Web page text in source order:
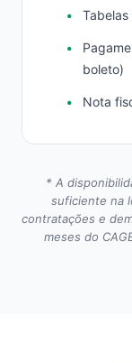
boleto)
Nota
* A
suficiente na
contratações e
meses do